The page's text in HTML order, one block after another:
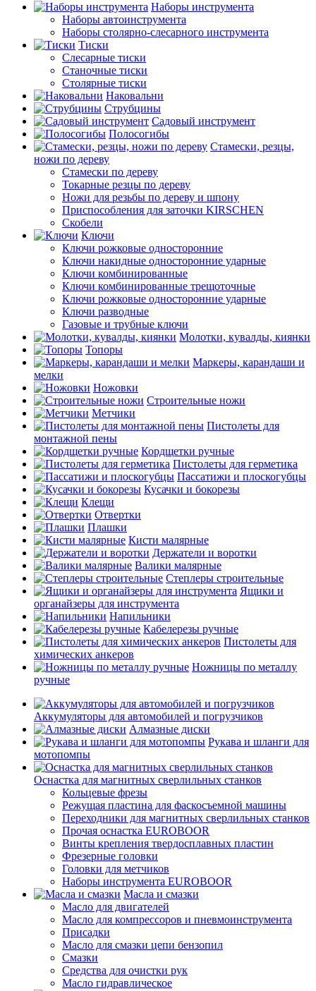
Наборы инструмента
Наборы автоинструмента
Наборы столярно-слесарного инструмента
Тиски
Слесарные тиски
Станочные тиски
Столярные тиски
Наковальни
Струбцины
Садовый инструмент
Полосогибы
Стамески, резцы,
ножи по дереву
Стамески по дереву
Токарные резцы по дереву
Ножи для резьбы по дереву и шпону
Приспособления для заточки KIRSCHEN
Скобели
Ключи
Ключи рожковые односторонние
Ключи накидные односторонние ударные
Ключи комбинированные
Ключи комбинированные трещоточные
Ключи рожковые односторонние ударные
Ключи разводные
Газовые и трубные ключи
Молотки, кувалды, киянки
Топоры
Маркеры, карандаши и
мелки
Ножовки
Строительные ножи
Метчики
Пистолеты для
монтажной пены
Кордщетки ручные
Пистолеты для герметика
Пассатижи и плоскогубцы
Кусачки и бокорезы
Клещи
Отвертки
Плашки
Кисти малярные
Держатели и воротки
Валики малярные
Степлеры строительные
Ящики и
органайзеры для инструмента
Напильники
Кабелерезы ручные
Пистолеты для
химических анкеров
Ножницы по металлу
ручные
Аккумуляторы для автомобилей и погрузчиков
Алмазные диски
Рукава и шланги для
мотопомпы
Оснастка для магнитных сверлильных станков
Кольцевые фрезы
Режущая пластина для фаскосъемной машины
Переходники для магнитных сверлильных станков
Прочая оснастка EUROBOOR
Винты крепления твердосплавных пластин
Фрезерные головки
Головки для метчиков
Наборы инструмента EUROBOOR
Масла и смазки
Масло для двигателей
Масло для компрессоров и пневмоинструмента
Присадки
Масло для смазки цепи бензопил
Смазки
Средства для очистки рук
Масло гидравлическое